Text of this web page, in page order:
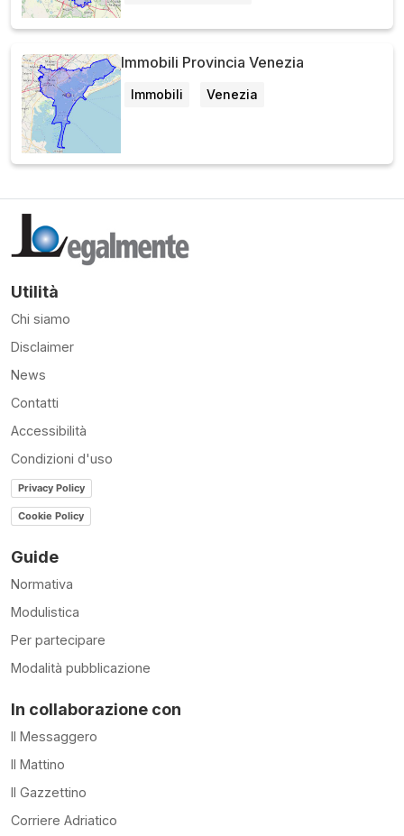
Immobili Provincia Venezia
Immobili Venezia
Utilità
Chi siamo
Disclaimer
News
Contatti
Accessibilità
Condizioni d'uso
Privacy Policy
Cookie Policy
Guide
Normativa
Modulistica
Per partecipare
Modalità pubblicazione
In collaborazione con
Il Messaggero
Il Mattino
Il Gazzettino
Corriere Adriatico